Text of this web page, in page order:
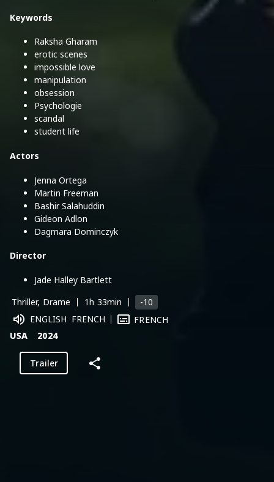
Keywords
Raksha Gharam
erotic scenes
impossible love
manipulation
obsession
Psychologie
scandal
student life
Actors
Jenna Ortega
Martin Freeman
Bashir Salahuddin
Gideon Adlon
Dagmara Dominczyk
Director
Jade Halley Bartlett
Thriller, Drame
1h 33min
-10
ENGLISH FRENCH
FRENCH
USA
2024
Trailer